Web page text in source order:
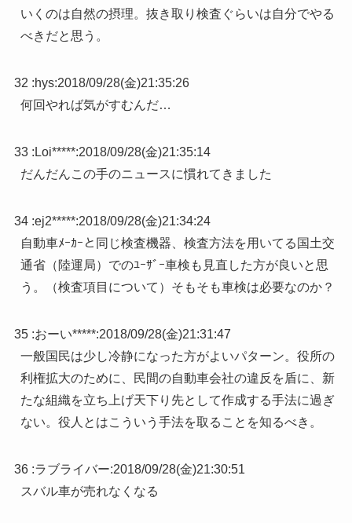
いくのは自然の摂理。抜き取り検査ぐらいは自分でやる
べきだと思う。
32 :hys:2018/09/28(金)21:35:26
何回やれば気がすむんだ…
33 : Loi*****:2018/09/28(金)21:35:14
だんだんこの手のニュースに慣れてきました
34 :ej2*****:2018/09/28(金)21:34:24
自動車ﾒｰｶｰと同じ検査機器、検査方法を用いてる国土交
通省（陸運局）でのﾕｰｻﾞｰ車検も見直した方が良いと思
う。（検査項目について）そもそも車検は必要なのか？
35 :おーい*****:2018/09/28(金)21:31:47
一般国民は少し冷静になった方がよいパターン。役所の
利権拡大のために、民間の自動車会社の違反を盾に、新
たな組織を立ち上げ天下り先として作成する手法に過ぎ
ない。役人とはこういう手法を取ることを知るべき。
36 :ラブライバー:2018/09/28(金)21:30:51
スバル車が売れなくなる